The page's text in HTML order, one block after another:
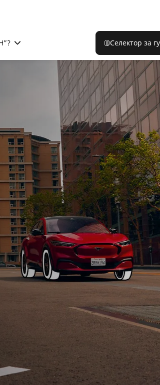
Селектор за